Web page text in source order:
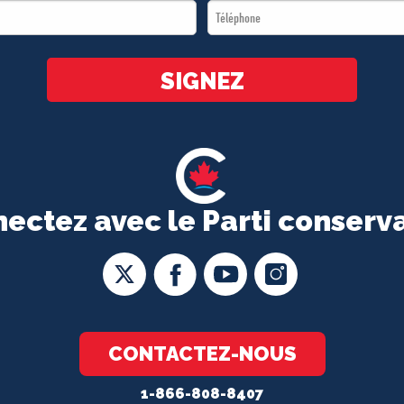
avec le Parti
CONTACTEZ-NOUS
1-866-808-8407
Téléphone
*
SIGNEZ